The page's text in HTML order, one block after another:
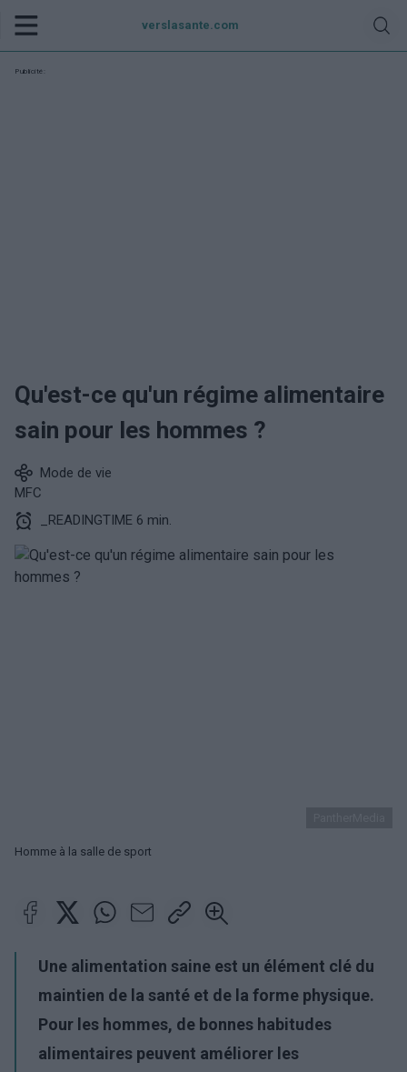
verslasante.com
Publicité:
Qu'est-ce qu'un régime alimentaire
sain pour les hommes ?
Mode de vie
MFC
_READINGTIME 6 min.
Homme à la salle de sport
Une alimentation saine est un élément clé du
maintien de la santé et de la forme physique.
Pour les hommes, de bonnes habitudes
alimentaires peuvent améliorer les